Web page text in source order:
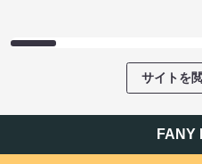
サイトを
FANY